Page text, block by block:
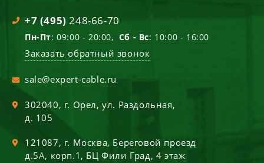
+7 (495) 248-66-70
Пн-Пт: 09:00 - 20:00, Сб - Вс: 10:00 - 16:00
Заказать обратный звонок
sale@expert-cable.ru
302040, г. Орел,ул. Раздольная,
д. 105
121087, г. Москва, Береговой проезд
д.5А, корп.1, БЦ Фили Град, 4 этаж